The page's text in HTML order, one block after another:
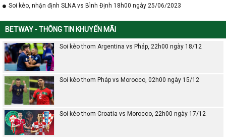
Soi kèo, nhận định SLNA vs Bình Định 18h00 ngày 25/06/2023
BETWAY - THÔNG TIN KHUYẾN MÃI
Soi kèo thơm Argentina vs Pháp, 22h00 ngày 18/12
Soi kèo thơm Pháp vs Morocco, 02h00 ngày 15/12
Soi kèo thơm Croatia vs Morocco, 22h00 ngày 17/12